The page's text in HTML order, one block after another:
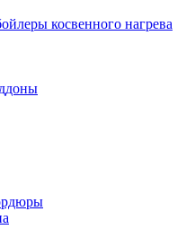
косвенного нагрева